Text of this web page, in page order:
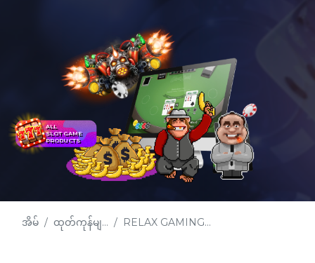
ALL
SLOT GAME
PRODUCTS
အိမ် ထုတ်ကုန်မျ... RELAX GAMING...